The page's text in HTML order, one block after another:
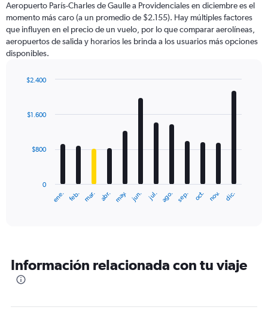
Aeropuerto París-Charles de Gaulle a Providenciales en diciembre es el
momento más caro (a un promedio de $2.155). Hay múltiples factores
que influyen en el precio de un vuelo, por lo que comparar aerolíneas,
aeropuertos de salida y horarios les brinda a los usuarios más opciones
disponibles.
with
12
The
categories.
The
ene. feb. mar. abr. may. jun. jul. ago. sep. oct. nov. dic.
0
$800
$1.600
$2.400
Información relacionada con tu viaje